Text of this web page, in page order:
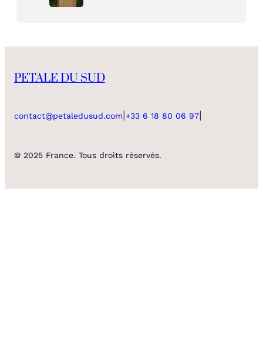
PETALE DU SUD
contact@petaledusud.com +33 6 18 80 06 97
© 2025 France. Tous droits réservés.